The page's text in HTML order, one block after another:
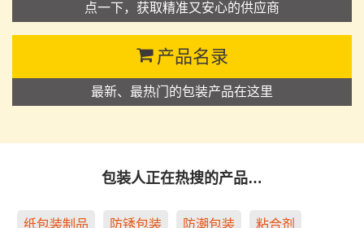
点一下，获取精准又安心的供应商
产品名录
最新、最热门的包装产品在这里
包装人正在热搜的产品…
纸包装制品 防锈包装 防潮包装 粘合剂